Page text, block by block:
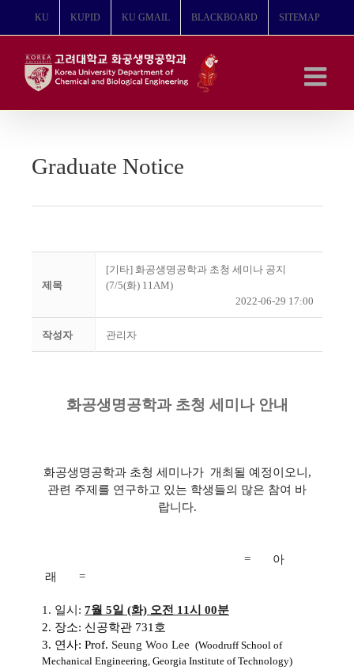
뛰
KU KUPID KU GMAIL BLACKBOARD SITEMAP
Graduate Notice
제목
[기타] 화공생명공학과 초청 세미나 공지
(7/5(화) 11AM)
2022-06-29 17:00
작성자 관리자
화공생명공학과 초청 세미나 안내
화공생명공학과 초청 세미나가 개최될 예정이오니,
관련 주제를 연구하고 있는 학생들의 많은 참여 바
랍니다.
= 아
래 =
1. 일시: 7월 5일 (화) 오전 11시 00분
2. 장소: 신공학관 731호
3. 연사: Prof. Seung Woo Lee (Woodruff School of
Mechanical Engineering, Georgia Institute of Technology)